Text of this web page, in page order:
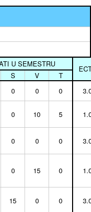
U SEMESTRU
S V T
0 0 0
0 10 5
0 0 0
0 15 0
15 0 0